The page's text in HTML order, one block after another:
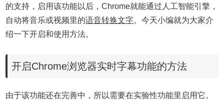
的支持，启用该功能以后，Chrome就能通过人工智能引擎，
自动将音乐或视频里的语音转换文字。今天小编就为大家介
绍一下开启和使用方法。
开启Chrome浏览器实时字幕功能的方法
由于该功能还在完善中，所以需要在实验性功能里启用它。